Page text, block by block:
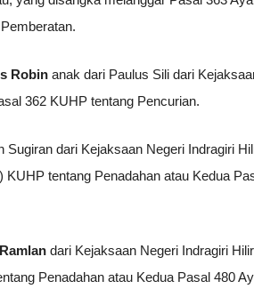
Robinanak dari Paulus Sili dari
362 KUHP tentang Pencurian.
Sugiran dari Kejaksaan Negeri Indragiri
tentang Penadahan atau Kedua
dari Kejaksaan Negeri Indragiri
Penadahan atau Kedua Pasal 480